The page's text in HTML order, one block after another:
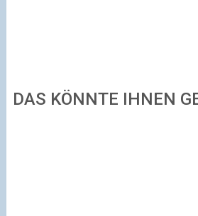
DAS KÖNNTE IHNEN